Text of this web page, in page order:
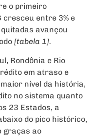
o primeiro
entre 3% e
quitadas avançou
[tabela 1].
Rondônia e Rio
em atraso e
nível da história,
no sistema quanto
23 Estados, a
do pico histórico,
graças ao